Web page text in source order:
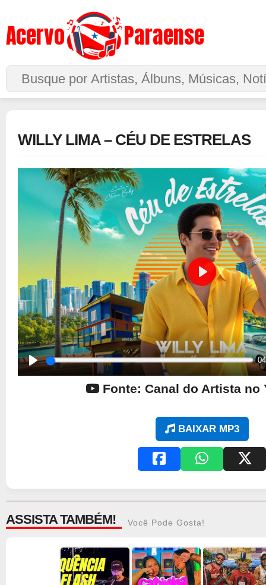
Acervo Paraense
Buscar no Site
WILLY LIMA – CÉU DE ESTRELAS
Play
Play
Fonte: Canal do Artista no
BAIXAR MP3
ASSISTA TAMBÉM! Você Pode Gosta!